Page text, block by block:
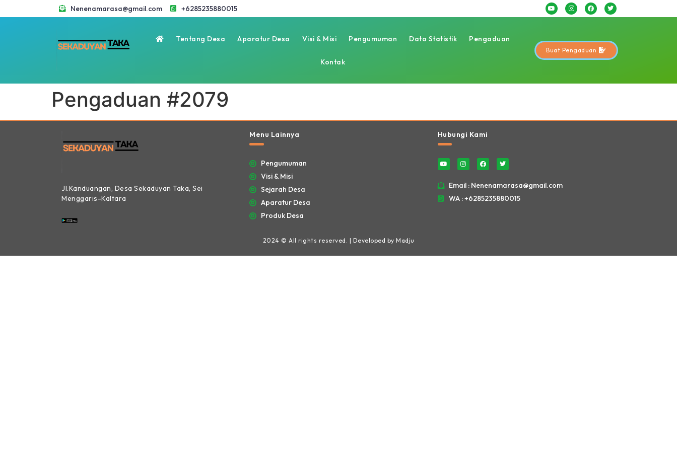
Nenenamarasa@gmail.com +6285235880015
Tentang Desa Aparatur Desa Visi & Misi Pengumuman Data Statistik Pengaduan
Kontak
Buat Pengaduan
Pengaduan #2079
Jl.Kanduangan, Desa Sekaduyan Taka, Sei
Menggaris-Kaltara
Menu Lainnya
Pengumuman
Visi & Misi
Sejarah Desa
Aparatur Desa
Produk Desa
Hubungi Kami
Email : Nenenamarasa@gmail.com
WA : +6285235880015
2024 © All rights reserved. | Developed by Madju